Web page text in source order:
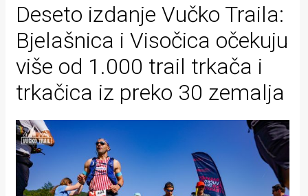
Književnost
Muzika
Film
Intervju
Kolumne
Kultura
Lifestyle
Deseto izdanje Vučko Traila:
Bjelašnica i Visočica očekuju
više od 1.000 trail trkača i
trkačica iz preko 30 zemalja